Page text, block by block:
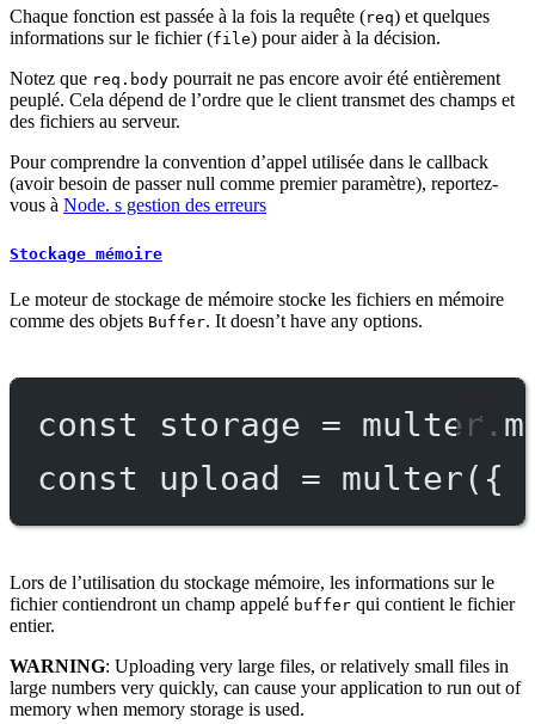
Chaque fonction est passée à la fois la requête (req) et quelques
informations sur le fichier (file) pour aider à la décision.
Notez que req.body pourrait ne pas encore avoir été entièrement
peuplé. Cela dépend de l’ordre que le client transmet des champs et
des fichiers au serveur.
Pour comprendre la convention d’appel utilisée dans le callback
(avoir besoin de passer null comme premier paramètre), reportez-
vous à Node. s gestion des erreurs
Stockage mémoire
Le moteur de stockage de mémoire stocke les fichiers en mémoire
comme des objets Buffer. It doesn’t have any options.
const storage = multer.
const
upload = multer({
Lors de l’utilisation du stockage mémoire, les informations sur le
fichier contiendront un champ appelé buffer qui contient le fichier
entier.
WARNING: Uploading very large files, or relatively small files in
large numbers very quickly, can cause your application to run out of
memory when memory storage is used.